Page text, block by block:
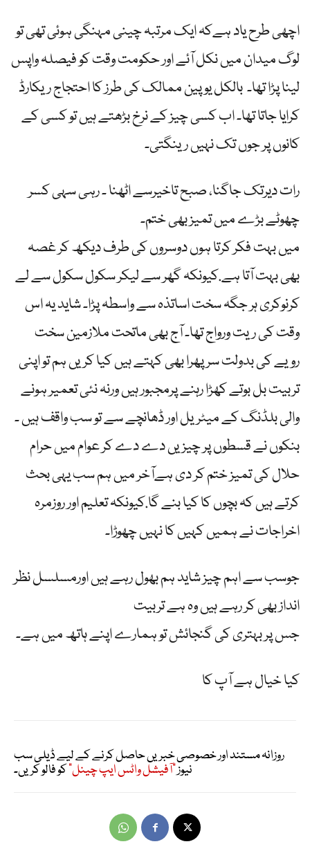
اچھی طرح یاد ہےکہ ایک مرتبہ چینی مہنگی ہوئی تھی تو
لوگ میدان میں نکل آئے اور حکومت وقت کو فیصلہ واپس
لینا پڑا تھا۔ بالکل یوپین ممالک کی طرز کا احتجاج ریکارڈ
کرایا جاتا تھا۔ اب کسی چیز کے نرخ بڑھتے ہیں تو کسی کے
کانوں پر جوں تک نہیں رینگتی۔
رات دیرتک جاگنا، صبح تاخیرسے اٹھنا ۔ رہی سہی کسر
چھوٹے بڑے میں تمیز بھی ختم۔
میں بہت فکر کرتا ہوں دوسروں کی طرف دیکھ کر غصہ
بھی بہت آتا ہے.کیونکہ گھر سے لیکر سکول سکول سے لے
کرنوکری ہر جگہ سخت اساتذہ سے واسطہ پڑا۔ شاید یہ اس
وقت کی ریت ورواج تھا۔ آج بھی ماتحت ملازمین سخت
رویے کی بدولت سرپھرا بھی کہتے ہیں کیا کریں ہم تو اپنی
تربیت بل بوتے کھڑا رہنے پرمجبور ہیں ورنہ نئی تعمیر ہونے
والی بلڈنگ کے میٹریل اور ڈھانچے سے تو سب واقف ہیں ۔
بنکوں نے قسطوں پر چیزیں دے دے کر عوام میں حرام
حلال کی تمیز ختم کر دی ہےآخر میں ہم سب یہی بحث
کرتے ہیں کہ بچوں کا کیا بنے گا.کیونکہ تعلیم اور روزمرہ
اخراجات نے ہمیں کہیں کا نہیں چھوڑا۔
جوسب سے اہم چیز شاید ہم بھول رہے ہیں اورمسلسل نظر
انداز بھی کر رہے ہیں وہ ہے تربیت
جس پر بہتری کی گنجائش تو ہمارے اپنے ہاتھ میں ہے۔
کیا خیال ہے آپ کا
روزانہ مستند اور خصوصی خبریں حاصل کرنے کے لیے ڈیلی سب
نیوز"آفیشل واٹس ایپ چینل"کو فالو کریں۔